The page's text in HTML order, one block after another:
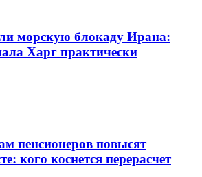
морскую блокаду Ирана:
Харг практически
пенсионеров повысят
кого коснется перерасчет